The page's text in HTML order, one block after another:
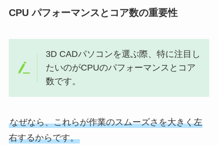
CPU パフォーマンスとコア数の重要性
3D CADパソコンを選ぶ際、特に注目し
たいのがCPUのパフォーマンスとコア
数です。
なぜなら、これらが作業のスムーズさを大きく左
右するからです。